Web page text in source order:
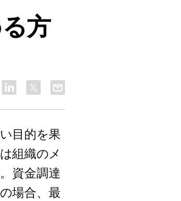
方
目的を果
組織のメ
資金調達
場合、最